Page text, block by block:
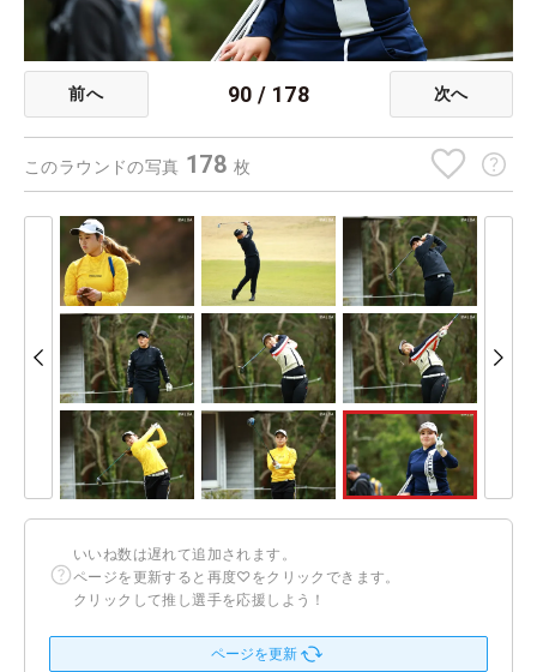
前へ 90 / 178 次へ
このラウンドの写真 178 枚
いいね数は遅れて追加されます。
ページを更新すると再度♡をクリックできます。
クリックして推し選手を応援しよう！
ページを更新